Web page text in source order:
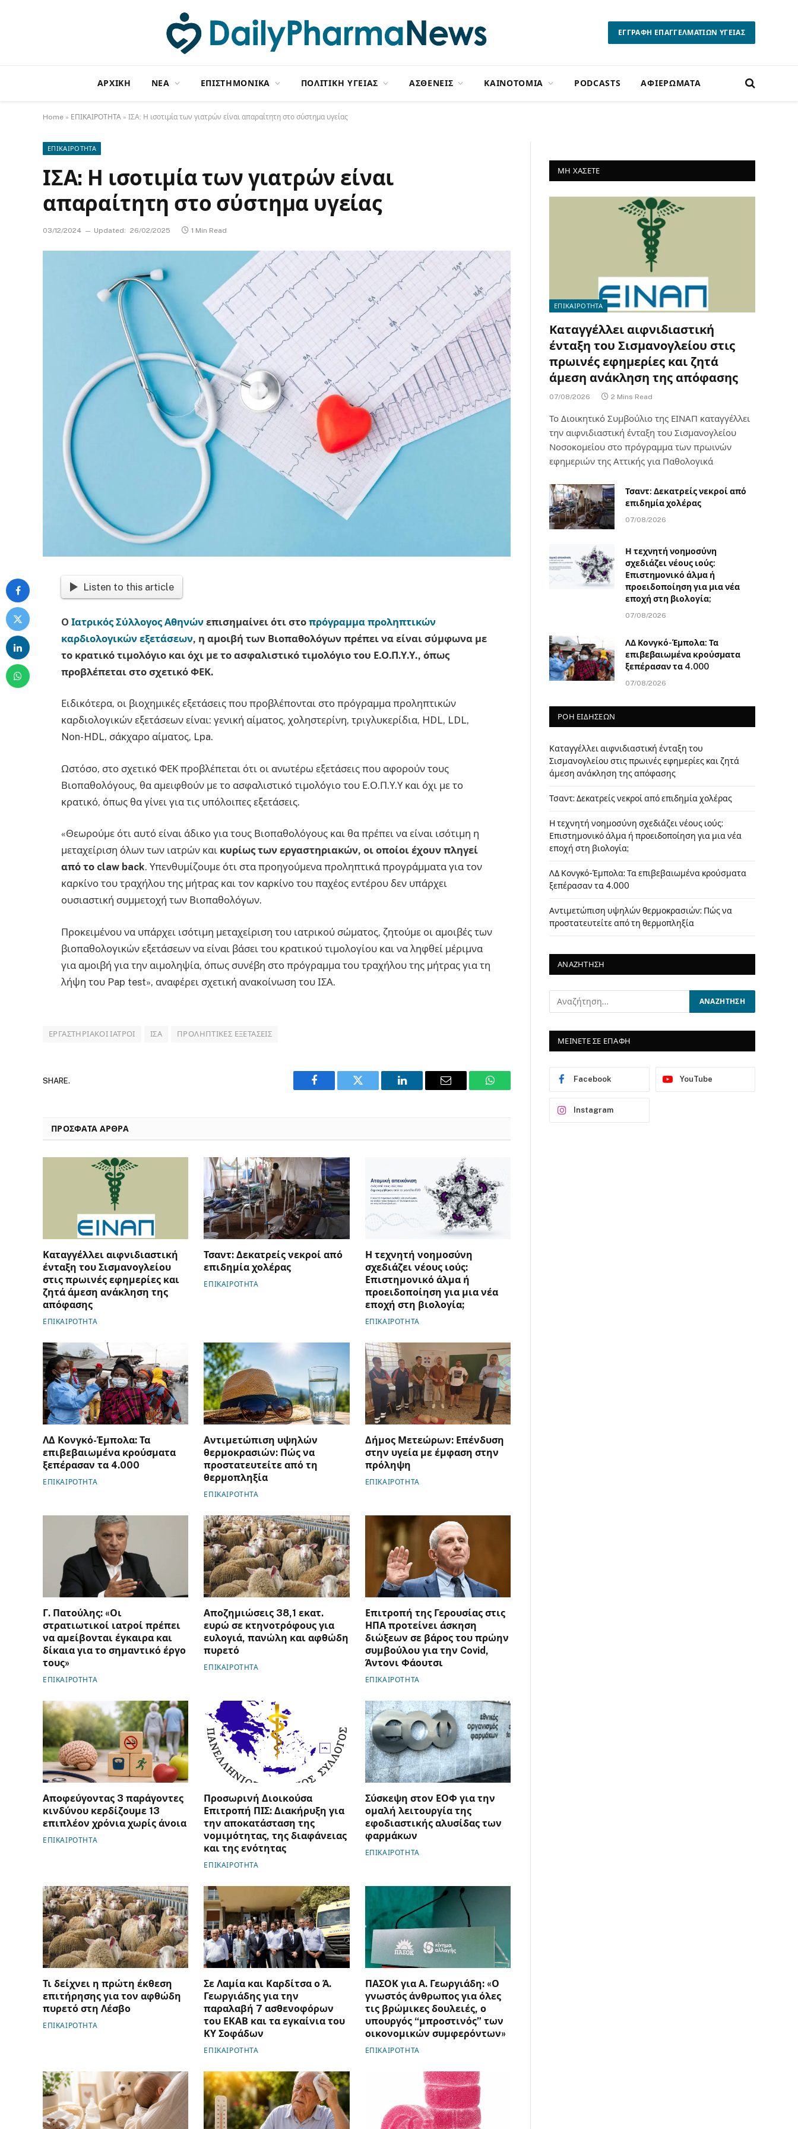
ΕΓΓΡΑΦΗ ΕΠΑΓΓΕΛΜΑΤΙΩΝ ΥΓΕΙΑΣ
ΑΡΧΙΚΗ NΕΑ ΕΠΙΣΤΗΜΟΝΙΚΑ ΠΟΛΙΤΙΚΗ ΥΓΕΙΑΣ ΑΣΘΕΝΕΙΣ ΚΑΙΝΟΤΟΜΙΑ PODCASTS ΑΦΙΕΡΩΜΑΤΑ
Home » ΕΠΙΚΑΙΡΟΤΗΤΑ » ΙΣΑ: Η ισοτιμία των γιατρών είναι απαραίτητη στο σύστημα υγείας
ΕΠΙΚΑΙΡΟΤΗΤΑ
ΙΣΑ: Η ισοτιμία των γιατρών είναι
απαραίτητη στο σύστημα υγείας
03/12/2024 Updated: 26/02/2025 1 Min Read
Listen to this article
O Ιατρικός Σύλλογος Αθηνών επισημαίνει ότι στο πρόγραμμα προληπτικών
καρδιολογικών εξετάσεων, η αμοιβή των Βιοπαθολόγων πρέπει να είναι σύμφωνα με
το κρατικό τιμολόγιο και όχι με το ασφαλιστικό τιμολόγιο του Ε.Ο.Π.Υ.Υ., όπως
προβλέπεται στο σχετικό ΦΕΚ.
Ειδικότερα, οι βιοχημικές εξετάσεις που προβλέπονται στο πρόγραμμα προληπτικών
καρδιολογικών εξετάσεων είναι: γενική αίματος, χοληστερίνη, τριγλυκερίδια, HDL, LDL,
Non-HDL, σάκχαρο αίματος, Lpa.
Ωστόσο, στο σχετικό ΦΕΚ προβλέπεται ότι οι ανωτέρω εξετάσεις που αφορούν τους
Βιοπαθολόγους, θα αμειφθούν με το ασφαλιστικό τιμολόγιο του Ε.Ο.Π.Υ.Υ και όχι με το
κρατικό, όπως θα γίνει για τις υπόλοιπες εξετάσεις.
«Θεωρούμε ότι αυτό είναι άδικο για τους Βιοπαθολόγους και θα πρέπει να είναι ισότιμη η
μεταχείριση όλων των ιατρών και κυρίως των εργαστηριακών, οι οποίοι έχουν πληγεί
από το claw back. Υπενθυμίζουμε ότι στα προηγούμενα προληπτικά προγράμματα για τον
καρκίνο του τραχήλου της μήτρας και τον καρκίνο του παχέος εντέρου δεν υπάρχει
ουσιαστική συμμετοχή των Βιοπαθολόγων.
Προκειμένου να υπάρχει ισότιμη μεταχείριση του ιατρικού σώματος, ζητούμε οι αμοιβές των
βιοπαθολογικών εξετάσεων να είναι βάσει του κρατικού τιμολογίου και να ληφθεί μέριμνα
για αμοιβή για την αιμοληψία, όπως συνέβη στο πρόγραμμα του τραχήλου της μήτρας για τη
λήψη του Pap test», αναφέρει σχετική ανακοίνωση του ΙΣΑ.
ΕΡΓΑΣΤΗΡΙΑΚΟΊ ΙΑΤΡΟΊ ΙΣΑ ΠΡΟΛΗΠΤΙΚΈΣ ΕΞΕΤΆΣΕΙΣ
SHARE.
Facebook Twitter LinkedIn Email WhatsApp
ΠΡΟΣΦΑΤΑ ΑΡΘΡΑ
Καταγγέλλει αιφνιδιαστική
ένταξη του Σισμανογλείου
στις πρωινές εφημερίες και
ζητά άμεση ανάκληση της
απόφασης
ΕΠΙΚΑΙΡΟΤΗΤΑ
Τσαντ: Δεκατρείς νεκροί από
επιδημία χολέρας
ΕΠΙΚΑΙΡΟΤΗΤΑ
Η τεχνητή νοημοσύνη
σχεδιάζει νέους ιούς:
Επιστημονικό άλμα ή
προειδοποίηση για μια νέα
εποχή στη βιολογία;
ΕΠΙΚΑΙΡΟΤΗΤΑ
ΛΔ Κονγκό-Έμπολα: Τα
επιβεβαιωμένα κρούσματα
ξεπέρασαν τα 4.000
ΕΠΙΚΑΙΡΟΤΗΤΑ
Αντιμετώπιση υψηλών
θερμοκρασιών: Πώς να
προστατευτείτε από τη
θερμοπληξία
ΕΠΙΚΑΙΡΟΤΗΤΑ
Δήμος Μετεώρων: Επένδυση
στην υγεία με έμφαση στην
πρόληψη
ΕΠΙΚΑΙΡΟΤΗΤΑ
Γ. Πατούλης: «Οι
στρατιωτικοί ιατροί πρέπει
να αμείβονται έγκαιρα και
δίκαια για το σημαντικό έργο
τους»
ΕΠΙΚΑΙΡΟΤΗΤΑ
Αποζημιώσεις 38,1 εκατ.
ευρώ σε κτηνοτρόφους για
ευλογιά, πανώλη και αφθώδη
πυρετό
ΕΠΙΚΑΙΡΟΤΗΤΑ
Επιτροπή της Γερουσίας στις
ΗΠΑ προτείνει άσκηση
διώξεων σε βάρος του πρώην
συμβούλου για την Covid,
Άντονι Φάουτσι
ΕΠΙΚΑΙΡΟΤΗΤΑ
Αποφεύγοντας 3 παράγοντες
κινδύνου κερδίζουμε 13
επιπλέον χρόνια χωρίς άνοια
ΕΠΙΚΑΙΡΟΤΗΤΑ
Προσωρινή Διοικούσα
Επιτροπή ΠΙΣ: Διακήρυξη για
την αποκατάσταση της
νομιμότητας, της διαφάνειας
και της ενότητας
ΕΠΙΚΑΙΡΟΤΗΤΑ
Σύσκεψη στον ΕΟΦ για την
ομαλή λειτουργία της
εφοδιαστικής αλυσίδας των
φαρμάκων
ΕΠΙΚΑΙΡΟΤΗΤΑ
Τι δείχνει η πρώτη έκθεση
επιτήρησης για τον αφθώδη
πυρετό στη Λέσβο
ΕΠΙΚΑΙΡΟΤΗΤΑ
Σε Λαμία και Καρδίτσα ο Ά.
Γεωργιάδης για την
παραλαβή 7 ασθενοφόρων
του ΕΚΑΒ και τα εγκαίνια του
ΚΥ Σοφάδων
ΕΠΙΚΑΙΡΟΤΗΤΑ
ΠΑΣΟΚ για Α. Γεωργιάδη: «Ο
γνωστός άνθρωπος για όλες
τις βρώμικες δουλειές, ο
υπουργός “μπροστινός” των
οικονομικών συμφερόντων»
ΕΠΙΚΑΙΡΟΤΗΤΑ
ΜΗ ΧΑΣΕΤΕ
ΕΠΙΚΑΙΡΟΤΗΤΑ
Καταγγέλλει αιφνιδιαστική
ένταξη του Σισμανογλείου στις
πρωινές εφημερίες και ζητά
άμεση ανάκληση της απόφασης
07/08/2026 2 Mins Read
Το Διοικητικό Συμβούλιο της ΕΙΝΑΠ καταγγέλλει
την αιφνιδιαστική ένταξη του Σισμανογλείου
Νοσοκομείου στο πρόγραμμα των πρωινών
εφημεριών της Αττικής για Παθολογικά
Τσαντ: Δεκατρείς νεκροί από
επιδημία χολέρας
07/08/2026
Η τεχνητή νοημοσύνη
σχεδιάζει νέους ιούς:
Επιστημονικό άλμα ή
προειδοποίηση για μια νέα
εποχή στη βιολογία;
07/08/2026
ΛΔ Κονγκό-Έμπολα: Τα
επιβεβαιωμένα κρούσματα
ξεπέρασαν τα 4.000
07/08/2026
ΡΟΗ ΕΙΔΗΣΕΩΝ
Καταγγέλλει αιφνιδιαστική ένταξη του
Σισμανογλείου στις πρωινές εφημερίες και ζητά
άμεση ανάκληση της απόφασης
Τσαντ: Δεκατρείς νεκροί από επιδημία χολέρας
Η τεχνητή νοημοσύνη σχεδιάζει νέους ιούς:
Επιστημονικό άλμα ή προειδοποίηση για μια νέα
εποχή στη βιολογία;
ΛΔ Κονγκό-Έμπολα: Τα επιβεβαιωμένα κρούσματα
ξεπέρασαν τα 4.000
Αντιμετώπιση υψηλών θερμοκρασιών: Πώς να
προστατευτείτε από τη θερμοπληξία
ΑΝΑΖΗΤΗΣΗ
ΜΕΙΝΕΤΕ ΣΕ ΕΠΑΦΗ
Facebook YouTube
Instagram